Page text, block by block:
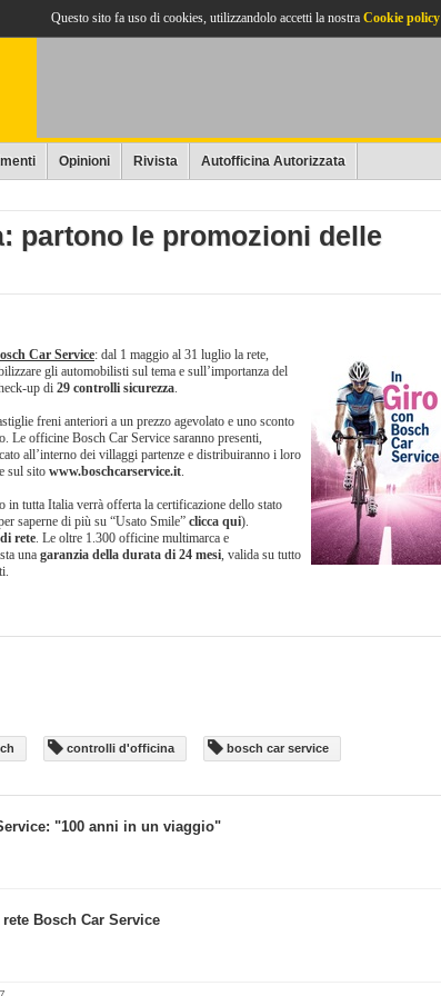
Opinioni Rivista Autofficina Autorizzata
partono le promozioni delle
Car Service: dal 1 maggio al 31 luglio la rete,
gli automobilisti sul tema e sull’importanza del
up di 29 controlli sicurezza.
freni anteriori a un prezzo agevolato e uno sconto
Le officine Bosch Car Service saranno presenti,
all’interno dei villaggi partenze e distribuiranno i loro
sul sito www.boschcarservice.it.
tutta Italia verrà offerta la certificazione dello stato
saperne di più su “Usato Smile” clicca qui).
rete. Le oltre 1.300 officine multimarca e
una garanzia della durata di 24 mesi, valida su tutto
controlli d'officina bosch car service
"100 anni in un viaggio"
Bosch Car Service
Questo sito fa uso di cookies, utilizzandolo accetti la nostra Cookie policy